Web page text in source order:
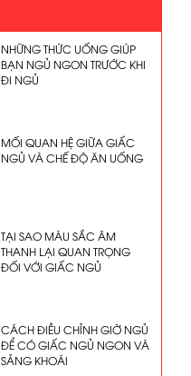
NHỮNG THỨC UỐNG GIÚP
BẠN NGỦ NGON TRƯỚC KHI
ĐI NGỦ
MỐI QUAN HỆ GIỮA GIẤC
NGỦ VÀ CHẾ ĐỘ ĂN UỐNG
TẠI SAO MÀU SẮC ÂM
THANH LẠI QUAN TRỌNG
ĐỐI VỚI GIẤC NGỦ
CÁCH ĐIỀU CHỈNH GIỜ NGỦ
ĐỂ CÓ GIẤC NGỦ NGON VÀ
SẢNG KHOÁI